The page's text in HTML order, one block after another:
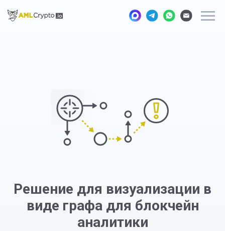
Решение для визуализации в
виде графа для блокчейн
аналитики